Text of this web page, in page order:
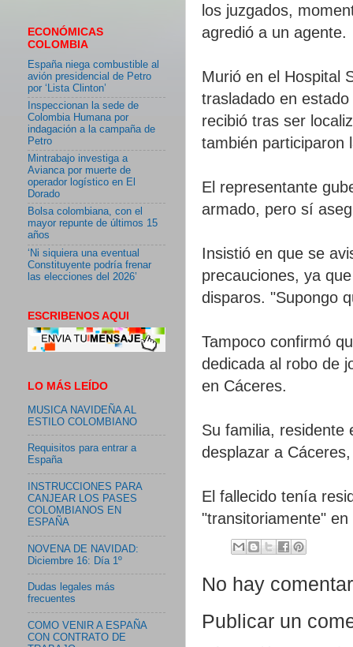
los juzgados,
agredió a un agente.
Murió en el Hospital
trasladado en
recibió tras ser
también participaron
El representante
armado, pero sí
Insistió en que se
precauciones, ya
disparos. "Supongo
Tampoco confirmó
dedicada al robo de
en Cáceres.
Su familia, residente
desplazar a
El fallecido tenía
"transitoriamente" en
No hay
Publicar un
ECONÓMICAS
COLOMBIA
España niega combustible al
avión presidencial de Petro
por ‘Lista Clinton’
Inspeccionan la sede de
Colombia Humana por
indagación a la campaña de
Petro
Mintrabajo investiga a
Avianca por muerte de
operador logístico en El
Dorado
Bolsa colombiana, con el
mayor repunte de últimos 15
años
‘Ni siquiera una eventual
Constituyente podría frenar
las elecciones del 2026’
ESCRIBENOS AQUI
LO MÁS LEÍDO
MUSICA NAVIDEÑA AL
ESTILO COLOMBIANO
Requisitos para entrar a
España
INSTRUCCIONES PARA
CANJEAR LOS PASES
COLOMBIANOS EN
ESPAÑA
NOVENA DE NAVIDAD:
Diciembre 16: Día 1º
Dudas legales más
frecuentes
COMO VENIR A ESPAÑA
CON CONTRATO DE